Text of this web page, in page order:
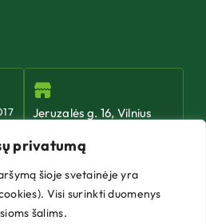
privatumą
šioje svetainėje yra
Visi surinkti duomenys
šalims.
Jeruzalės g. 16, Vilnius
I-V: 10:00 - 19:00
VII: Nedirbame